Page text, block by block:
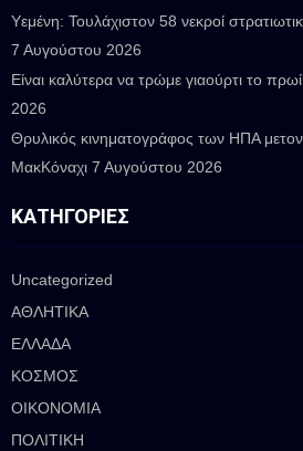
Υεμένη: Τουλάχιστον 58 νεκροί
7 Αυγούστου 2026
Είναι καλύτερα να τρώμε γιαούρτι το
2026
Θρυλικός κινηματογράφος των ΗΠΑ
ΜακΚόναχι 7 Αυγούστου 2026
ΚΑΤΗΓΟΡΊΕΣ
Uncategorized
ΑΘΛΗΤΙΚΑ
ΕΛΛΑΔΑ
ΚΟΣΜΟΣ
ΟΙΚΟΝΟΜΙΑ
ΠΟΛΙΤΙΚΗ